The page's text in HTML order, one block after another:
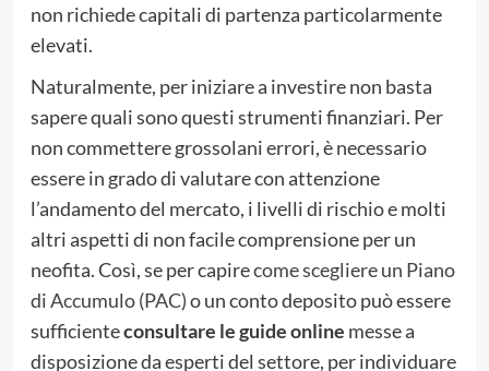
non richiede capitali di partenza particolarmente
elevati.
Naturalmente, per iniziare a investire non basta
sapere quali sono questi strumenti finanziari. Per
non commettere grossolani errori, è necessario
essere in grado di valutare con attenzione
l’andamento del mercato, i livelli di rischio e molti
altri aspetti di non facile comprensione per un
neofita. Così, se per capirecome scegliere un Piano
di Accumulo (PAC)o un conto deposito può essere
sufficienteconsultare le guide online messe a
disposizione da esperti del settore, per individuare